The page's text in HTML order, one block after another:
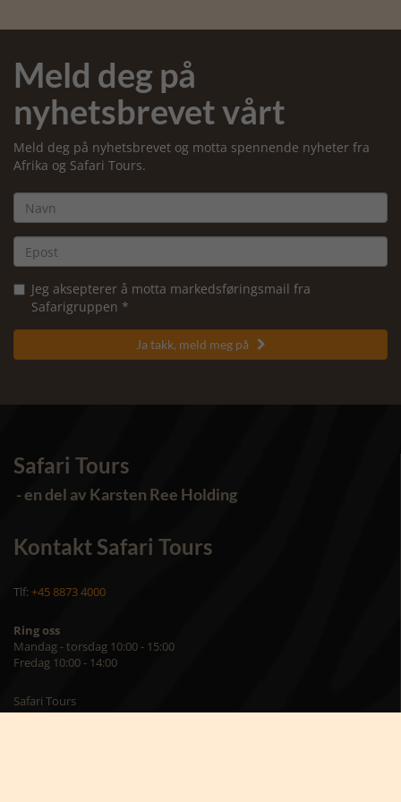
Meld deg på
nyhetsbrevet vårt
Meld deg på nyhetsbrevet og motta spennende nyheter fra
Afrika og Safari Tours.
Jeg aksepterer å motta markedsføringsmail fra
Safarigruppen *
Ja takk, meld meg på 
Safari Tours
- en del av Karsten Ree Holding
Kontakt Safari Tours
Tlf: +45 8873 4000
Ring oss
Mandag - torsdag 10:00 - 15:00
Fredag 10:00 - 14:00
Safari Tours
Torvet 8, st.